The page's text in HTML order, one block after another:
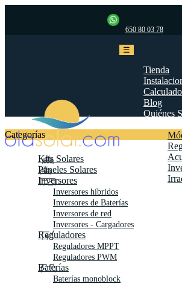
650 80 03 78
Navegación
palanca
☰
Tienda
Blog
Quiénes
Categorías
Kits Solares
Paneles Solares
Inversores
Inversores híbridos
Inversores de Baterías
Inversores de red
Inversores - Cargadores
Reguladores
Reguladores MPPT
Reguladores PWM
Baterías
Baterías monoblock